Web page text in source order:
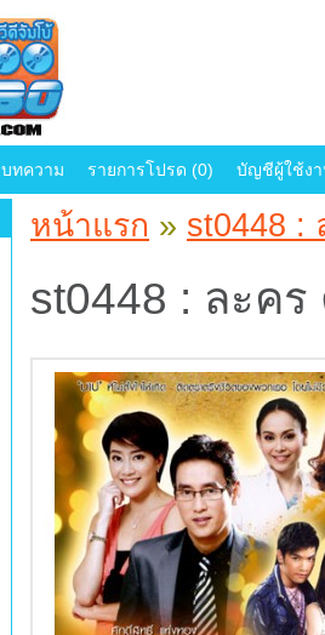
บทความ รายการโปรด (0) บัญชีผู้ใช้ง
หน้าแรก » st0448 :
st0448 : ละค